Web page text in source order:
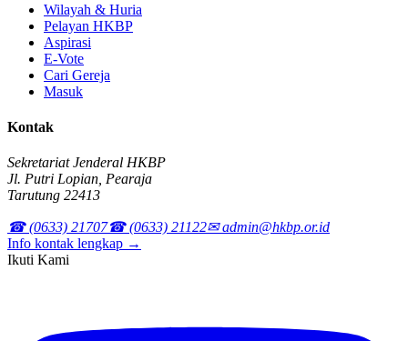
Wilayah & Huria
Pelayan HKBP
Aspirasi
E-Vote
Cari Gereja
Masuk
Kontak
Sekretariat Jenderal HKBP
Jl. Putri Lopian, Pearaja
Tarutung 22413
☎ (0633) 21707☎ (0633) 21122✉ admin@hkbp.or.id
Info kontak lengkap →
Ikuti Kami